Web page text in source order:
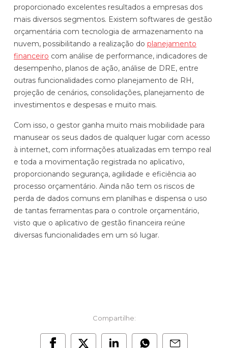
proporcionado excelentes resultados a empresas dos
mais diversos segmentos. Existem softwares de gestão
orçamentária com tecnologia de armazenamento na
nuvem, possibilitando a realização do planejamento
financeiro com análise de performance, indicadores de
desempenho, planos de ação, análise de DRE, entre
outras funcionalidades como planejamento de RH,
projeção de cenários, consolidações, planejamento de
investimentos e despesas e muito mais.
Com isso, o gestor ganha muito mais mobilidade para
manusear os seus dados de qualquer lugar com acesso
à internet, com informações atualizadas em tempo real
e toda a movimentação registrada no aplicativo,
proporcionando segurança, agilidade e eficiência ao
processo orçamentário. Ainda não tem os riscos de
perda de dados comuns em planilhas e dispensa o uso
de tantas ferramentas para o controle orçamentário,
visto que o aplicativo de gestão financeira reúne
diversas funcionalidades em um só lugar.
Compartilhe: